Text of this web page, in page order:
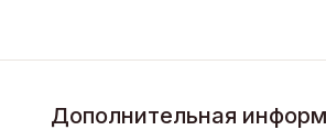
Дополнительная